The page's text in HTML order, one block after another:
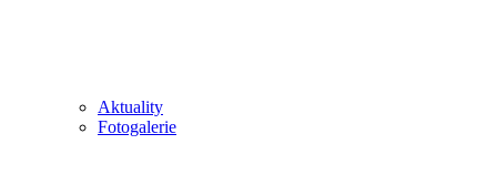
Aktuality
Fotogalerie